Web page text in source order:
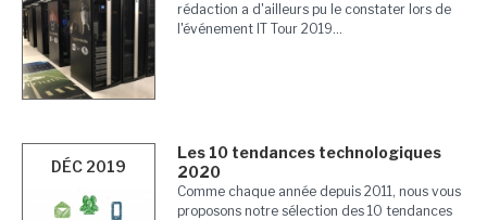
rédaction a d'ailleurs pu le constater lors de
l'événement IT Tour 2019...
DÉC 2019
Les 10 tendances technologiques
2020
Comme chaque année depuis 2011, nous vous
proposons notre sélection des 10 tendances